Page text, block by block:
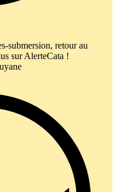
submersion, retour au
sur AlerteCata !